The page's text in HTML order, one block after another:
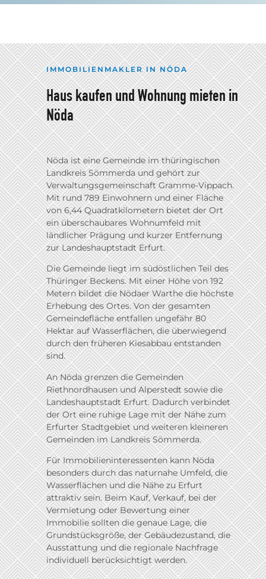
IMMOBILIENMAKLER IN NÖDA
Haus kaufen und Wohnung mieten in
Nöda
Nöda ist eine Gemeinde im thüringischen
Landkreis Sömmerda und gehört zur
Verwaltungsgemeinschaft Gramme-Vippach.
Mit rund 789 Einwohnern und einer Fläche
von 6,44 Quadratkilometern bietet der Ort
ein überschaubares Wohnumfeld mit
ländlicher Prägung und kurzer Entfernung
zur Landeshauptstadt Erfurt.
Die Gemeinde liegt im südöstlichen Teil des
Thüringer Beckens. Mit einer Höhe von 192
Metern bildet die Nödaer Warthe die höchste
Erhebung des Ortes. Von der gesamten
Gemeindefläche entfallen ungefähr 80
Hektar auf Wasserflächen, die überwiegend
durch den früheren Kiesabbau entstanden
sind.
An Nöda grenzen die Gemeinden
Riethnordhausen und Alperstedt sowie die
Landeshauptstadt Erfurt. Dadurch verbindet
der Ort eine ruhige Lage mit der Nähe zum
Erfurter Stadtgebiet und weiteren kleineren
Gemeinden im Landkreis Sömmerda.
Für Immobilieninteressenten kann Nöda
besonders durch das naturnahe Umfeld, die
Wasserflächen und die Nähe zu Erfurt
attraktiv sein. Beim Kauf, Verkauf, bei der
Vermietung oder Bewertung einer
Immobilie sollten die genaue Lage, die
Grundstücksgröße, der Gebäudezustand, die
Ausstattung und die regionale Nachfrage
individuell berücksichtigt werden.